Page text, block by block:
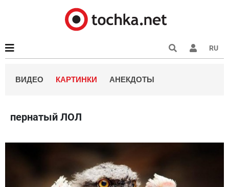
RU
ВИДЕО КАРТИНКИ АНЕКДОТЫ
пернатый ЛОЛ